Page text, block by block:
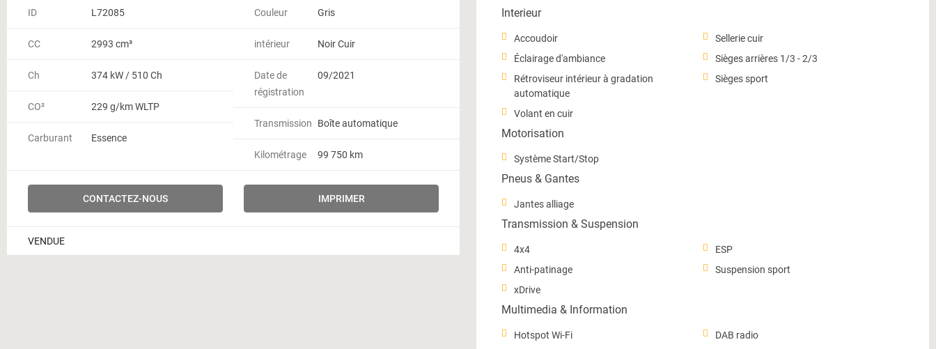
ID L72085
CC 2993 cm³
Ch 374 kW / 510 Ch
CO² 229 g/km WLTP
Carburant Essence
Couleur Gris
intérieur Noir Cuir
Date de
régistration
09/2021
Transmission Boîte automatique
Kilométrage 99 750 km
CONTACTEZ-NOUS IMPRIMER
VENDUE
Interieur
Accoudoir
Éclairage d'ambiance
Rétroviseur intérieur à gradation
automatique
Volant en cuir
Sellerie cuir
Sièges arrières 1/3 - 2/3
Sièges sport
Motorisation
Système Start/Stop
Pneus & Gantes
Jantes alliage
Transmission & Suspension
4x4
Anti-patinage
xDrive
ESP
Suspension sport
Multimedia & Information
Hotspot Wi-Fi
DAB radio